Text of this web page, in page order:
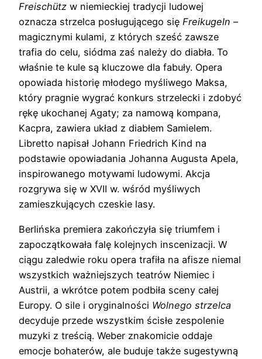
Freischütz w niemieckiej tradycji ludowej
oznacza strzelca posługującego się Freikugeln –
magicznymi kulami, z których sześć zawsze
trafia do celu, siódma zaś należy do diabła. To
właśnie te kule są kluczowe dla fabuły. Opera
opowiada historię młodego myśliwego Maksa,
który pragnie wygrać konkurs strzelecki i zdobyć
rękę ukochanej Agaty; za namową kompana,
Kacpra, zawiera układ z diabłem Samielem.
Libretto napisał Johann Friedrich Kind na
podstawie opowiadania Johanna Augusta Apela,
inspirowanego motywami ludowymi. Akcja
rozgrywa się w XVII w. wśród myśliwych
zamieszkujących czeskie lasy.
Berlińska premiera zakończyła się triumfem i
zapoczątkowała falę kolejnych inscenizacji. W
ciągu zaledwie roku opera trafiła na afisze niemal
wszystkich ważniejszych teatrów Niemiec i
Austrii, a wkrótce potem podbiła sceny całej
Europy. O sile i oryginalności Wolnego strzelca
decyduje przede wszystkim ścisłe zespolenie
muzyki z treścią. Weber znakomicie oddaje
emocje bohaterów, ale buduje także sugestywną